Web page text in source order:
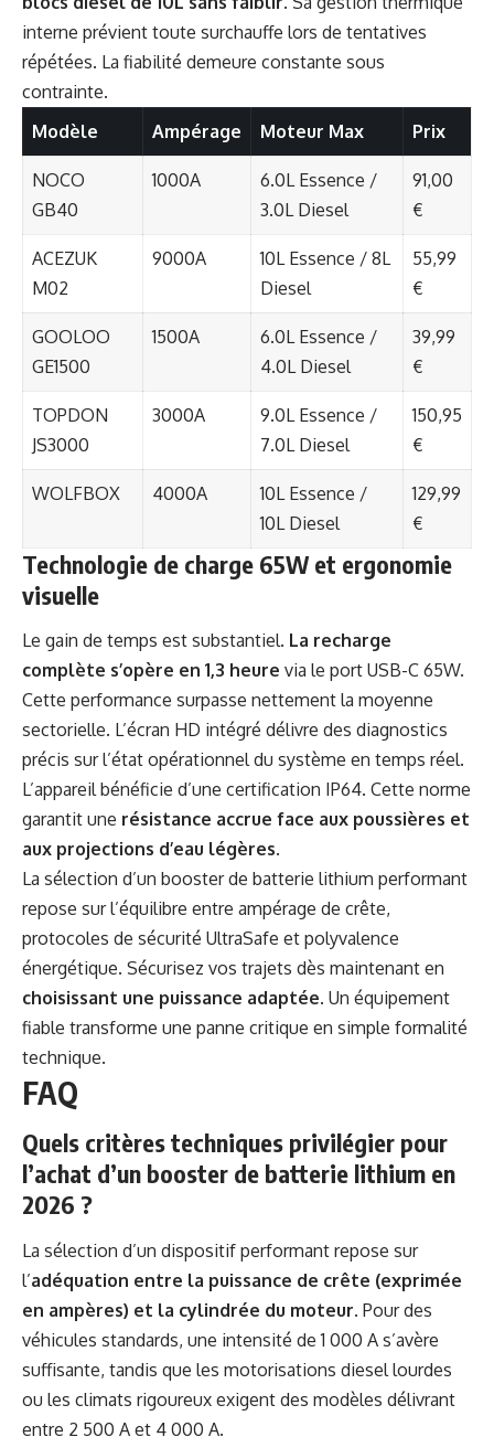
interne prévient toute surchauffe lors de tentatives
répétées. La fiabilité demeure constante sous
contrainte.
Modèle
Ampérage Moteur Max Prix
NOCO
GB40
1000A
6.0L Essence /
3.0L Diesel
91,00
€
ACEZUK
M02
9000A
10L Essence / 8L
Diesel
55,99
€
GOOLOO
GE1500
1500A
6.0L Essence /
4.0L Diesel
39,99
€
TOPDON
JS3000
3000A
9.0L Essence /
7.0L Diesel
150,95
€
WOLFBOX 4000A
10L Essence /
10L Diesel
129,99
€
Technologie de charge 65W et ergonomie
visuelle
Le gain de temps est substantiel. La recharge
complète s’opère en 1,3 heure via le port USB-C 65W.
Cette performance surpasse nettement la moyenne
sectorielle. L’écran HD intégré délivre des diagnostics
précis sur l’état opérationnel du système en temps réel.
L’appareil bénéficie d’une certification IP64. Cette norme
garantit une résistance accrue face aux poussières et
aux projections d’eau légères.
La sélection d’un booster de batterie lithium performant
repose sur l’équilibre entre ampérage de crête,
protocoles de sécurité UltraSafe et polyvalence
énergétique. Sécurisez vos trajets dès maintenant en
choisissant une puissance adaptée. Un équipement
fiable transforme une panne critique en simple formalité
technique.
FAQ
Quels critères techniques privilégier pour
l’achat d’un booster de batterie lithium en
2026 ?
La sélection d’un dispositif performant repose sur
l’adéquation entre la puissance de crête (exprimée
en ampères) et la cylindrée du moteur. Pour des
véhicules standards, une intensité de 1 000 A s’avère
suffisante, tandis que les motorisations diesel lourdes
ou les climats rigoureux exigent des modèles délivrant
entre 2 500 A et 4 000 A.